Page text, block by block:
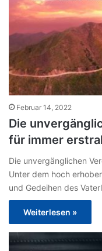
Februar 14, 2022
Die
für immer
Die unvergänglichen
Unter dem hoch
und Gedeihen des
Weiterlesen »